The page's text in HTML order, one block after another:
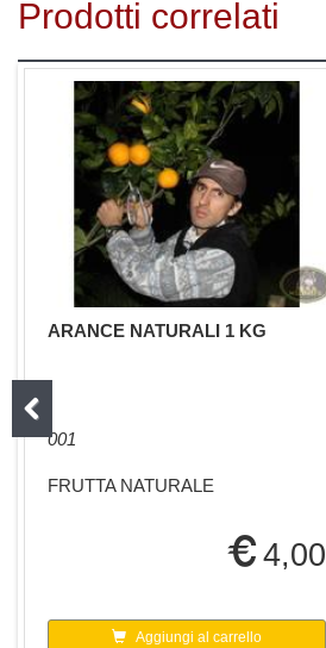
Prodotti correlati
ARANCE NATURALI 1 KG
001
FRUTTA NATURALE
4,00
Aggiungi al carrello